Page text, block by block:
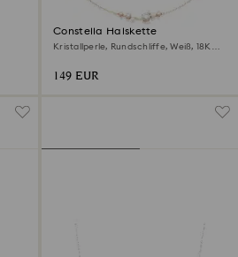
Constella Halskette
Kristallperle, Rundschliffe, Weiß, 18K
149 EUR